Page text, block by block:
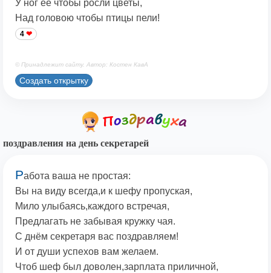
У ног ее чтобы росли цветы,
Над головою чтобы птицы пели!
4
© Принадлежит сайту. Автор: Костен КавА
Создать открытку
поздравления на день секретарей
Работа ваша не простая:
Вы на виду всегда,и к шефу пропуская,
Мило улыбаясь,каждого встречая,
Предлагать не забывая кружку чая.
С днём секретаря вас поздравляем!
И от души успехов вам желаем.
Чтоб шеф был доволен,зарплата приличной,